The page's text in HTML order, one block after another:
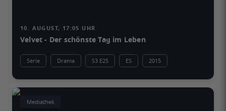
10. AUGUST, 17:05 UHR
Velvet - Der schönste Tag im Leben
Serie Drama S3 E25 ES 2015
Mediathek